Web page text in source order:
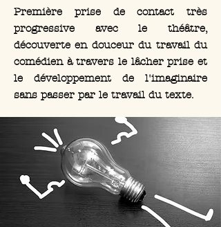
Première prise de contact très
progressive avec le théâtre,
découverte en douceur du travail du
comédien à travers le lâcher prise et
le développement de l'imaginaire
sans passer par le travail du texte.